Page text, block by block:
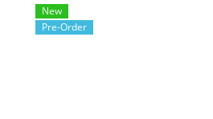
New
Pre-Order